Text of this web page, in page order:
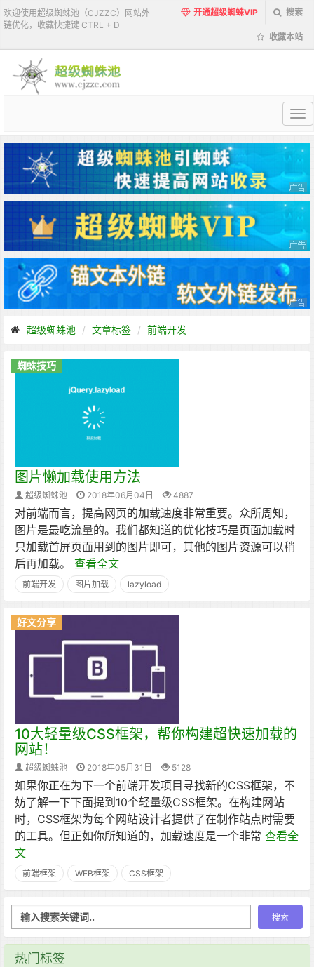
欢迎使用超级蜘蛛池（CJZZC）网站外
链优化，收藏快捷键 CTRL + D
开通超级蜘蛛VIP 搜索
收藏本站
超
蜘
蛛
池
超级蜘蛛池 文章标签 前端开发
蜘蛛技巧
图片懒加载使用方法
超级蜘蛛池 2018年06月04日 4887
对前端而言，提高网页的加载速度非常重要。众所周知，
图片是最吃流量的。我们都知道的优化技巧是页面加载时
只加载首屏页面用到的图片即可，其他的图片资源可以稍
后再加载。 查看全文
前端开发 图片加载 lazyload
好文分享
10大轻量级CSS框架，帮你构建超快速加载的
网站！
超级蜘蛛池 2018年05月31日 5128
如果你正在为下一个前端开发项目寻找新的CSS框架，不
妨了解一下下面提到10个轻量级CSS框架。在构建网站
时，CSS框架为每个网站设计者提供了在制作站点时需要
的工具。但正如你所知道的，加载速度是一个非常 查看全
文
前端框架 WEB框架 CSS框架
热门标签